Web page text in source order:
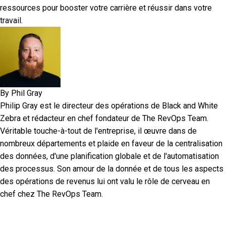
ressources pour booster votre carrière et réussir dans votre
travail.
By Phil Gray
Philip Gray est le directeur des opérations de Black and White
Zebra et rédacteur en chef fondateur de The RevOps Team.
Véritable touche-à-tout de l'entreprise, il œuvre dans de
nombreux départements et plaide en faveur de la centralisation
des données, d'une planification globale et de l'automatisation
des processus. Son amour de la donnée et de tous les aspects
des opérations de revenus lui ont valu le rôle de cerveau en
chef chez The RevOps Team.